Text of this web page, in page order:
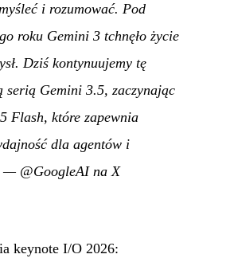
i rozumować. Pod
roku Gemini 3 tchnęło życie
Dziś kontynuujemy tę
serią Gemini 3.5, zaczynając
Flash, które zapewnia
dla agentów i
— @GoogleAI na X
keynote I/O 2026: